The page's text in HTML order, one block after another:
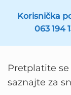
Korisnička
063 194
Pretplatite se
saznajte za